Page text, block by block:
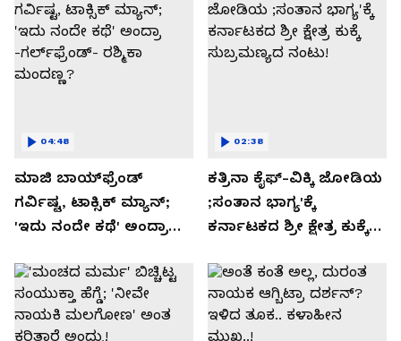
ಮಾಜಿ ಬಾಯ್‌ಫ್ರೆಂಡ್
ಗರ್ವಿಷ್ಟ, ಟಾಕ್ಸಿಕ್ ಮ್ಯಾನ್;
'ಇದು ನಂದೇ ಕಥೆ' ಅಂದ್ರಾ
ಮಂದಣ್ಣ?
04:48
ಕತ್ರಿನಾ ಕೈಫ್-ವಿಕ್ಕಿ ಜೋಡಿಯ
;ಸಂತಾನ ಭಾಗ್ಯ'ಕ್ಕೆ
ಕರ್ನಾಟಕದ ಶ್ರೀ ಕ್ಷೇತ್ರ ಕುಕ್ಕೆ
02:38